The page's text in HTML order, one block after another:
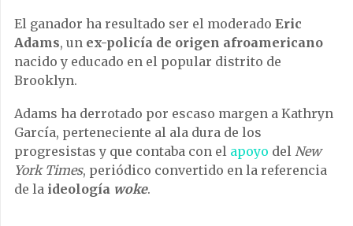
El ganador ha resultado ser el moderado Eric
Adams, un ex-policía de origen afroamericano
nacido y educado en el popular distrito de
Brooklyn.
Adams ha derrotado por escaso margen a Kathryn
García, perteneciente al ala dura de los
progresistas y que contaba con el apoyo del New
York Times, periódico convertido en la referencia
de la ideología woke.